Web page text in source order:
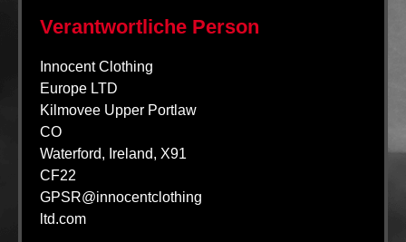
Verantwortliche Person
Innocent Clothing
Europe LTD
Kilmovee Upper Portlaw
CO
Waterford, Ireland, X91
CF22
GPSR@innocentclothing
ltd.com